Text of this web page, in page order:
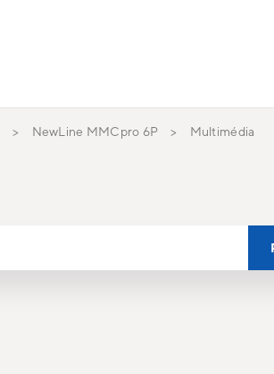
NewLine MMCpro 6P Multimédia